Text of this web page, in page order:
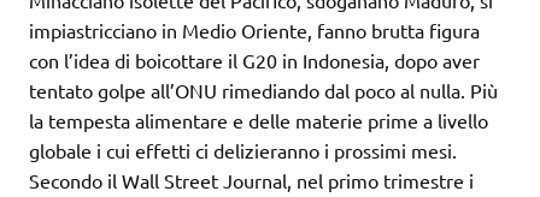
impiastricciano in Medio Oriente, fanno brutta figura
con l’idea di boicottare il G20 in Indonesia, dopo aver
tentato golpe all’ONU rimediando dal poco al nulla. Più
la tempesta alimentare e delle materie prime a livello
globale i cui effetti ci delizieranno i prossimi mesi.
Secondo il Wall Street Journal, nel primo trimestre i